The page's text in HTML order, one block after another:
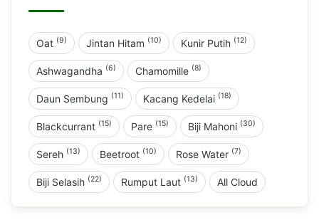
Oat (9) Jintan Hitam (10) Kunir Putih (12)
Ashwagandha (6) Chamomille (8)
Daun Sembung (11) Kacang Kedelai (18)
Blackcurrant (15) Pare (15) Biji Mahoni (30)
Sereh (13) Beetroot (10) Rose Water (7)
Biji Selasih (22) Rumput Laut (13) All Cloud